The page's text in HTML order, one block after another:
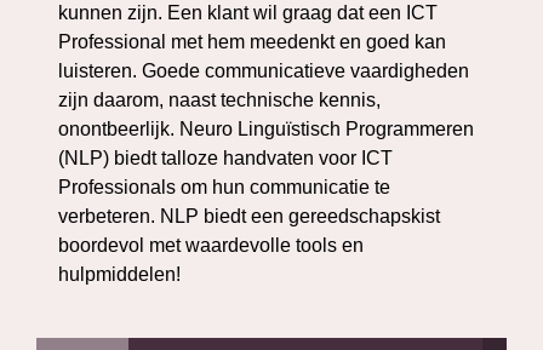
kunnen zijn. Een klant wil graag dat een ICT
Professional met hem meedenkt en goed kan
luisteren. Goede communicatieve vaardigheden
zijn daarom, naast technische kennis,
onontbeerlijk. Neuro Linguïstisch Programmeren
(NLP) biedt talloze handvaten voor ICT
Professionals om hun communicatie te
verbeteren. NLP biedt een gereedschapskist
boordevol met waardevolle tools en
hulpmiddelen!